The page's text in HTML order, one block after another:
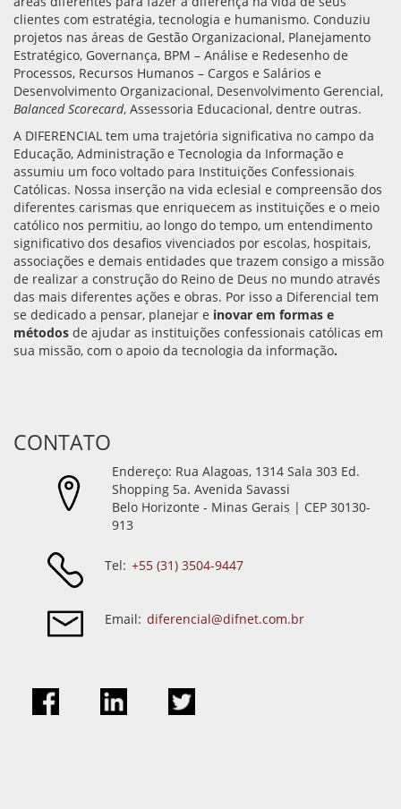
clientes com estratégia, tecnologia e humanismo. Conduziu
projetos nas áreas de Gestão Organizacional, Planejamento
Estratégico, Governança, BPM – Análise e Redesenho de
Processos, Recursos Humanos – Cargos e Salários e
Desenvolvimento Organizacional, Desenvolvimento Gerencial,
Balanced Scorecard, Assessoria Educacional, dentre outras.
A DIFERENCIAL tem uma trajetória significativa no campo da
Educação, Administração e Tecnologia da Informação e
assumiu um foco voltado para Instituições Confessionais
Católicas. Nossa inserção na vida eclesial e compreensão dos
diferentes carismas que enriquecem as instituições e o meio
católico nos permitiu, ao longo do tempo, um entendimento
significativo dos desafios vivenciados por escolas, hospitais,
associações e demais entidades que trazem consigo a missão
de realizar a construção do Reino de Deus no mundo através
das mais diferentes ações e obras. Por isso a Diferencial tem
se dedicado a pensar, planejar e inovar em formas e
métodos de ajudar as instituições confessionais católicas em
sua missão, com o apoio da tecnologia da informação.
CONTATO
Endereço: Rua Alagoas, 1314 Sala 303 Ed.
Shopping 5a. Avenida Savassi
Belo Horizonte - Minas Gerais | CEP 30130-
913
Tel: +55 (31) 3504-9447
Email: diferencial@difnet.com.br